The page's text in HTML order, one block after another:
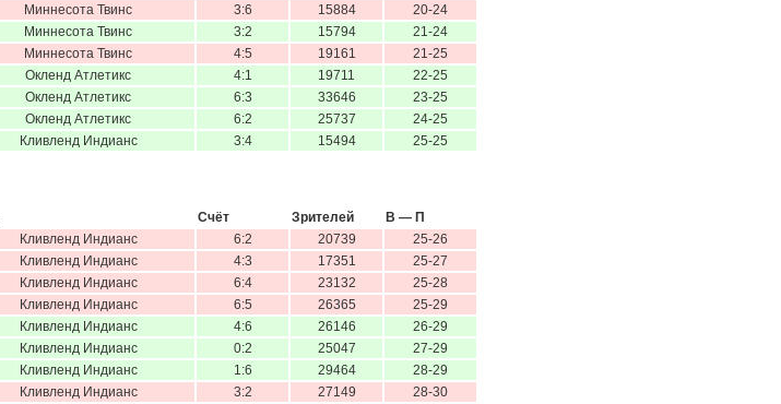
Миннесота Твинс 3:6 15884
20-24
Миннесота Твинс 3:2 15794
21-24
Миннесота Твинс 4:5 19161
21-25
Окленд Атлетикс 4:1 19711
22-25
Окленд Атлетикс 6:3 33646
23-25
Окленд Атлетикс 6:2 25737
24-25
Кливленд Индианс 3:4 15494 25-25
Счёт Зрителей
В — П
Кливленд Индианс 6:2 20739
25-26
Кливленд Индианс 4:3 17351
25-27
Кливленд Индианс 6:4 23132
25-28
Кливленд Индианс 6:5 26365
25-29
Кливленд Индианс 4:6 26146
26-29
Кливленд Индианс 0:2 25047
27-29
Кливленд Индианс 1:6 29464
28-29
Кливленд Индианс 3:2 27149
28-30